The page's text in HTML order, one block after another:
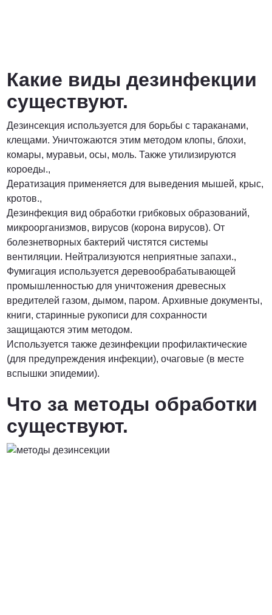
Какие виды дезинфекции
существуют.
Дезинсекция используется для борьбы с тараканами,
клещами. Уничтожаются этим методом клопы, блохи,
комары, муравьи, осы, моль. Также утилизируются
короеды.,
Дератизация применяется для выведения мышей, крыс,
кротов.,
Дезинфекция вид обработки грибковых образований,
микроорганизмов, вирусов (корона вирусов). От
болезнетворных бактерий чистятся системы
вентиляции. Нейтрализуются неприятные запахи.,
Фумигация используется деревообрабатывающей
промышленностью для уничтожения древесных
вредителей газом, дымом, паром. Архивные документы,
книги, старинные рукописи для сохранности
защищаются этим методом.
Используется также дезинфекции профилактические
(для предупреждения инфекции), очаговые (в месте
вспышки эпидемии).
Что за методы обработки
существуют.